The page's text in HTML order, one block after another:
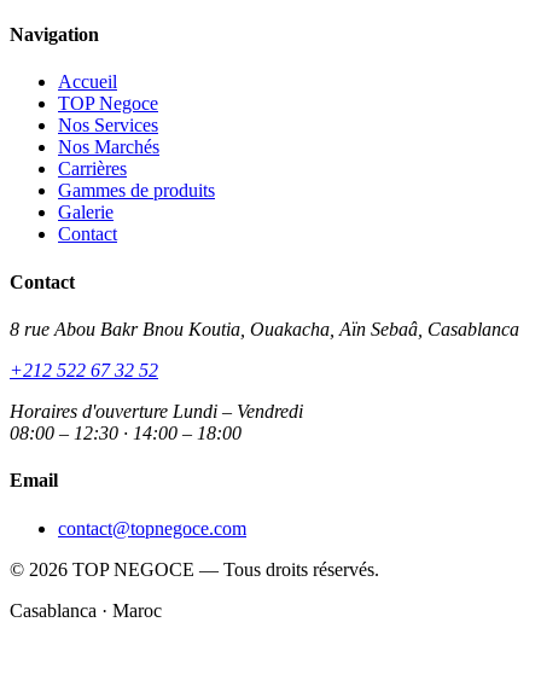
Navigation
Accueil
TOP Negoce
Nos Services
Nos Marchés
Carrières
Gammes de produits
Galerie
Contact
Contact
8 rue Abou Bakr Bnou Koutia, Ouakacha, Aïn Sebaâ, Casablanca
+212 522 67 32 52
Horaires d'ouverture Lundi – Vendredi
08:00 – 12:30 · 14:00 – 18:00
Email
contact@topnegoce.com
© 2026 TOP NEGOCE — Tous droits réservés.
Casablanca · Maroc